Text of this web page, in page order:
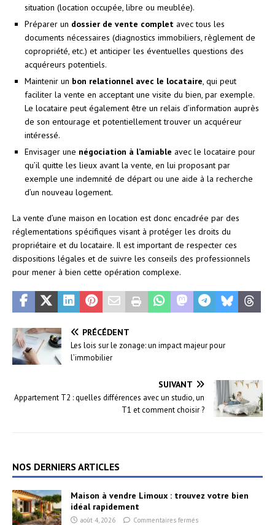
situation (location occupée, libre ou meublée).
Préparer un dossier de vente complet avec tous les
documents nécessaires (diagnostics immobiliers, règlement de
copropriété, etc.) et anticiper les éventuelles questions des
acquéreurs potentiels.
Maintenir un bon relationnel avec le locataire , qui peut
faciliter la vente en acceptant une visite du bien, par exemple.
Le locataire peut également être un relais d’information auprès
de son entourage et potentiellement trouver un acquéreur
intéressé.
Envisager une négociation à l’amiable avec le locataire pour
qu’il quitte les lieux avant la vente, en lui proposant par
exemple une indemnité de départ ou une aide à la recherche
d’un nouveau logement.
La vente d’une maison en location est donc encadrée par des
réglementations spécifiques visant à protéger les droits du
propriétaire et du locataire. Il est important de respecter ces
dispositions légales et de suivre les conseils des professionnels
pour mener à bien cette opération complexe.
PRÉCÉDENT
Les lois sur le zonage: un impact majeur pour
l’immobilier
SUIVANT
Appartement T2 : quelles différences avec un studio, un
T1 et comment choisir ?
NOS DERNIERS ARTICLES
Maison à vendre Limoux : trouvez votre bien
idéal rapidement
août 4, 2026 Commentaires fermés